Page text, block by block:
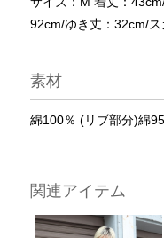
92cm/ゆき丈：32cm/
素材
綿100％ (リブ部分)綿
関連アイテム